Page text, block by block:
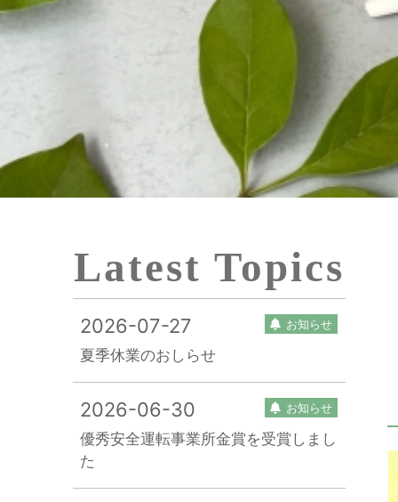
Latest Topics
2026-07-27 お知らせ
夏季休業のおしらせ
2026-06-30 お知らせ
優秀安全運転事業所金賞を受賞しまし
た